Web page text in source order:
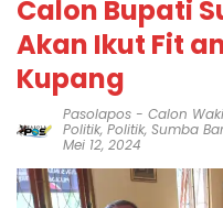
Calon Bupati
Akan Ikut Fit
Kupang
Pasolapos - Calon
Politik, Politik, Sumba
Mei 12, 2024